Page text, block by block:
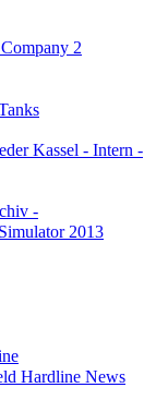
2
Kassel - Intern -
-
2013
Hardline News